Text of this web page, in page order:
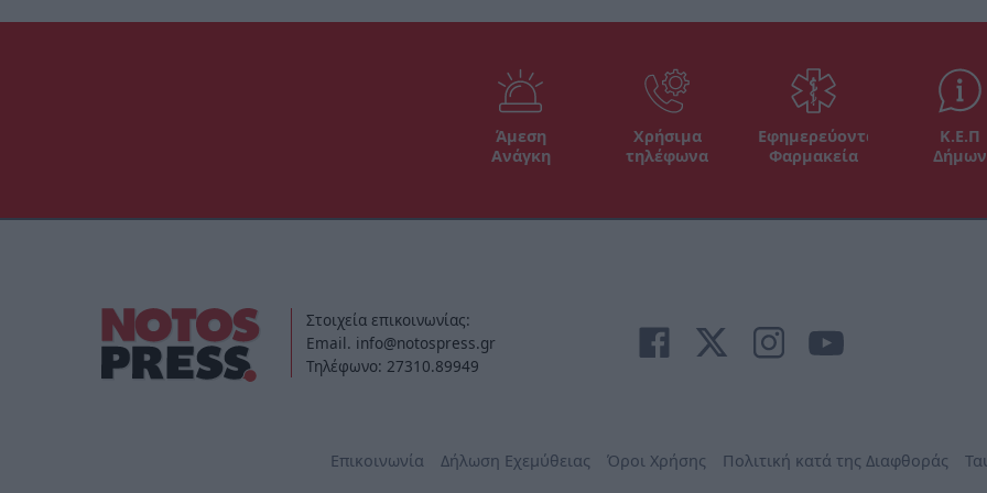
Άμεση
Ανάγκη
Χρήσιμα
τηλέφωνα
Εφημερεύοντα
Φαρμακεία
Κ.Ε.Π
Δήμων
Στοιχεία επικοινωνίας:
Email. info@notospress.gr
Τηλέφωνο: 27310.89949
Επικοινωνία Δήλωση Εχεμύθειας Όροι Χρήσης Πολιτική κατά της Διαφθοράς